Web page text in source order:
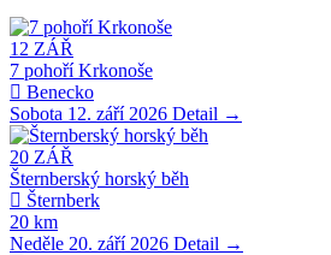
12 ZÁŘ
7 pohoří Krkonoše
Benecko
Sobota 12. září 2026 Detail →
20 ZÁŘ
Šternberský horský běh
Šternberk
20 km
Neděle 20. září 2026 Detail →